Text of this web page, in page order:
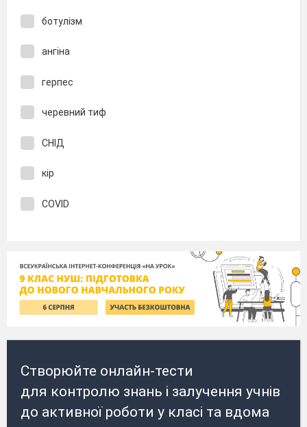
ботулізм
ангіна
герпес
черевний тиф
СНІД
кір
COVID
Створюйте онлайн-тести
для контролю знань і залучення учнів
до активної роботи у класі та вдома